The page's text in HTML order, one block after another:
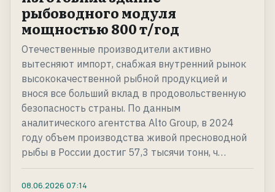
рыбоводного модуля
мощностью 800 т/год
Отечественные производители активно
вытесняют импорт, снабжая внутренний рынок
высококачественной рыбной продукцией и
внося все больший вклад в продовольственную
безопасность страны. По данным
аналитического агентства Alto Group, в 2024
году объем производства живой пресноводной
рыбы в России достиг 57,3 тысячи тонн, ч…
08.06.2026 07:14